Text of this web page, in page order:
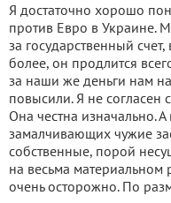
Я достаточно хорошо
против Евро в Украине.
за государственный
более, он продлится
за наши же деньги нам
повысили. Я не согласен
Она честна изначально.
замалчивающих чужие
собственные, порой
на весьма материальном
очень осторожно. По